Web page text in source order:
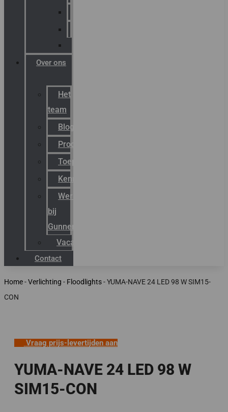
Over ons
Het
team
Blog
Productnieuws
Toepassingen
Kenniscentrum
Werken
bij
Gunneman
Vacatures
Contact
Home-Verlichting - Floodlights-YUMA-NAVE 24 LED 98 W SIM15-
CON
Vraag prijs-levertijden aan
YUMA-NAVE 24 LED 98 W
SIM15-CON